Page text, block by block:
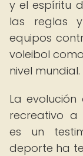
y el espíritu
las reglas
equipos
voleibol
nivel mundial.
La
recreativo a
es un
deporte ha